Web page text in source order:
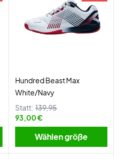
Hundred Beast Max
White/Navy
Statt: 139,95
93,00 €
Wählen größe